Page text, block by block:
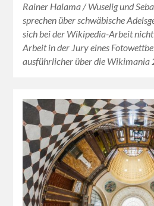
Rainer Halama / Wuselig und
sprechen über schwäbische
sich bei der Wikipedia-Arbeit
Arbeit in der Jury eines
ausführlicher über die Wikimania